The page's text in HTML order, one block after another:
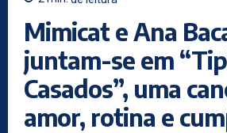
Mimicat e Ana
juntam-se em
Casados”, uma
amor, rotina e